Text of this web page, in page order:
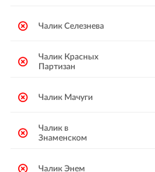
Чалик Селезнева
Чалик Красных
Партизан
Чалик Мачуги
Чалик в
Знаменском
Чалик Энем